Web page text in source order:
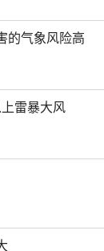
的气象风险高
雷暴大风